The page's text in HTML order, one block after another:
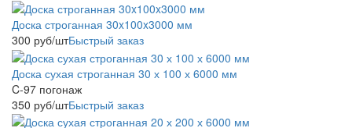
Доска строганная 30x100x3000 мм
300 руб/штБыстрый заказ
Доска сухая строганная 30 х 100 х 6000 мм
C-97 погонаж
350 руб/штБыстрый заказ